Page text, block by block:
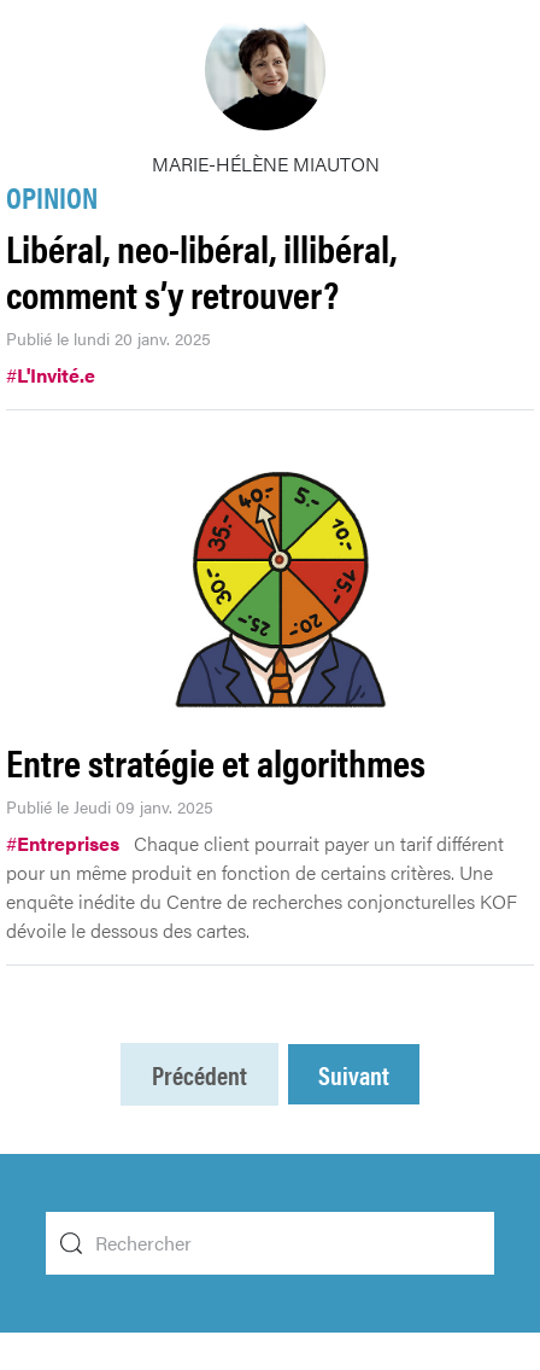
MARIE-HÉLÈNE MIAUTON
OPINION
Libéral, neo-libéral, illibéral,
comment s’y retrouver?
Publié le lundi 20 janv. 2025
#L'Invité.e
Entre stratégie et algorithmes
Publié le Jeudi 09 janv. 2025
#Entreprises Chaque client pourrait payer un tarif différent
pour un même produit en fonction de certains critères. Une
enquête inédite du Centre de recherches conjoncturelles KOF
dévoile le dessous des cartes.
Précédent Suivant